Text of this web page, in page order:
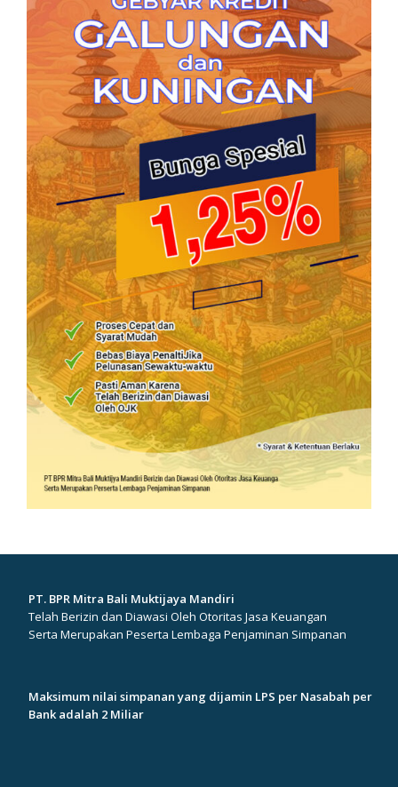
PT. BPR Mitra Bali Muktijaya Mandiri
Telah Berizin dan Diawasi Oleh Otoritas Jasa Keuangan
Serta Merupakan Peserta Lembaga Penjaminan Simpanan
Maksimum nilai simpanan yang dijamin LPS per Nasabah per
Bank adalah 2 Miliar